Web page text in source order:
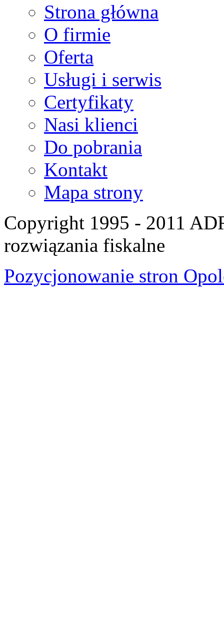
Strona główna
O firmie
Oferta
Usługi i serwis
Certyfikaty
Nasi klienci
Do pobrania
Kontakt
Mapa strony
Copyright 1995 - 2011
rozwiązania fiskalne
Pozycjonowanie stron